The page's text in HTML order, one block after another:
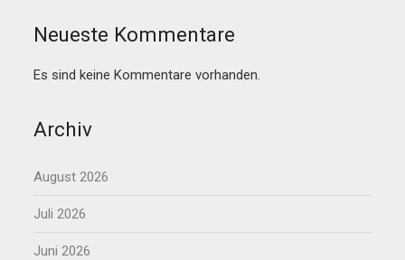
Neueste Kommentare
Es sind keine Kommentare vorhanden.
Archiv
August 2026
Juli 2026
Juni 2026